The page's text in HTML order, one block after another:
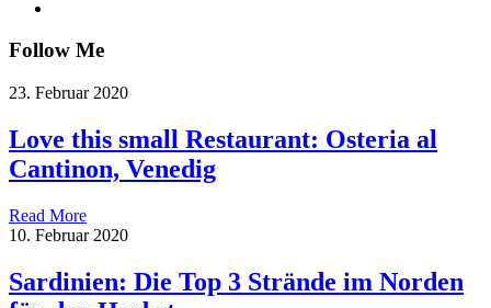
Follow Me
23. Februar 2020
Love this small Restaurant: Osteria al
Cantinon, Venedig
Read More
10. Februar 2020
Sardinien: Die Top 3 Strände im Norden